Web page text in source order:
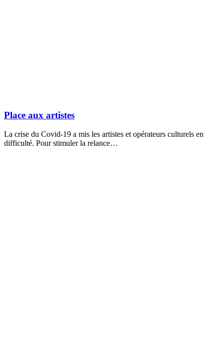
Place aux artistes
La crise du Covid-19 a mis les artistes et opérateurs culturels en
difficulté. Pour stimuler la relance…